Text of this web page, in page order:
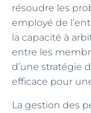
résoudre les
employé de
la capacité à
entre les
d’une stratégie
efficace pour
La gestion des